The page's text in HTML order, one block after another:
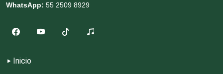
Escuelas de Gastronomía
Escuelas de Idiomas
WhatsApp: 55 2509 8929
Inicio